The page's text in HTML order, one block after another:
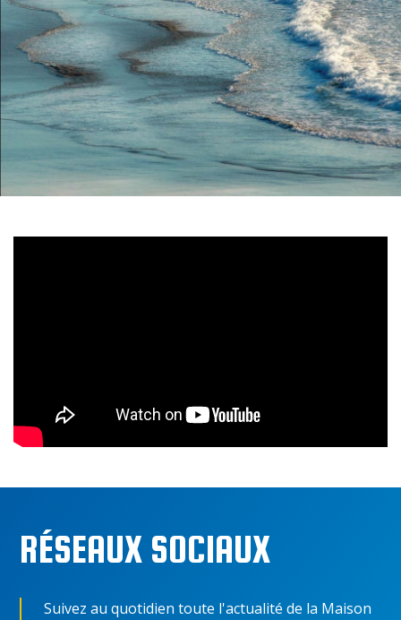
RÉSEAUX SOCIAUX
Suivez au quotidien toute l'actualité de la Maison